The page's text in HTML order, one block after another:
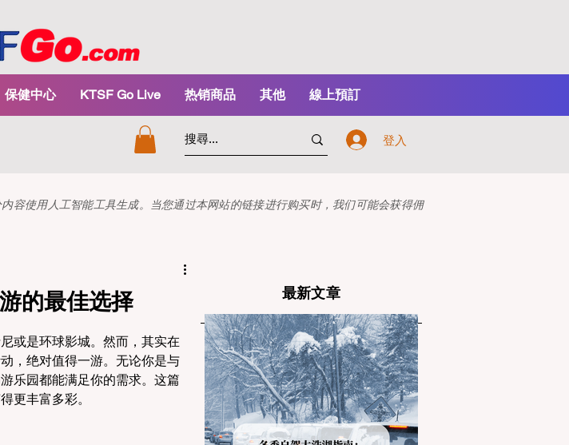
保健中心 KTSF Go Live 热销商品 其他 線上預訂
登入
容使用人工智能工具生成。当您通过本网站的链接进行购买时，我们可能会获得佣
的最佳选择
或是环球影城。然而，其实在
，绝对值得一游。无论你是与
乐园都能满足你的需求。这篇
更丰富多彩。
最新文章